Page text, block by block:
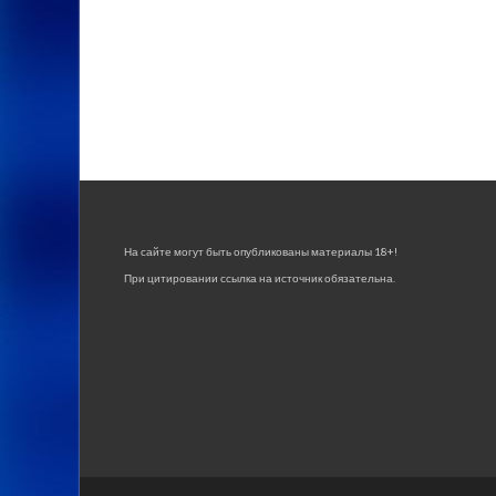
На сайте могут быть опубликованы материалы 18+!
При цитировании ссылка на источник обязательна.